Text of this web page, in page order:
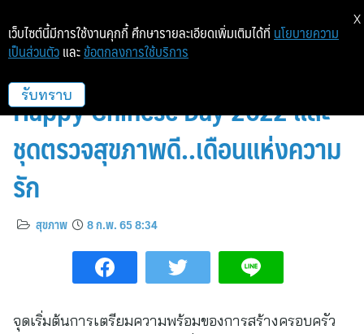
รพ.หัวเฉียว มอบชุดตรวจสุขภาพ
Happy Chinese Day 2022 และ
ชุดตรวจสุขภาพดี..เดือนแห่งความ
รัก
สุขภาพ 8 ก.พ. 65 8:34
จุดเริ่มต้นการเตรียมความพร้อมของการสร้างครอบครัว
เว็บไซต์นี้มีการใช้งานคุกกี้ ศึกษารายละเอียดเพิ่มเติมได้ที่ นโยบายความ
เป็นส่วนตัว และ ข้อตกลงการใช้บริการ
รับทราบ
X